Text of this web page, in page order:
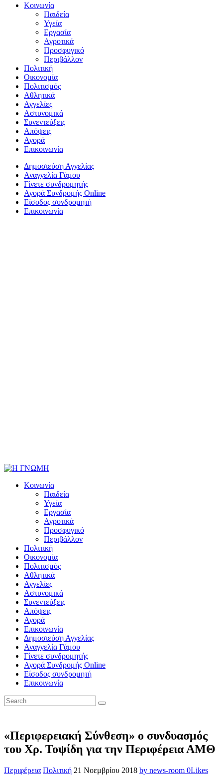
Κοινωνία
Παιδεία
Υγεία
Εργασία
Αγροτικά
Προσφυγικό
Περιβάλλον
Πολιτική
Οικονομία
Πολιτισμός
Αθλητικά
Αγγελίες
Αστυνομικά
Συνεντεύξεις
Απόψεις
Αγορά
Επικοινωνία
Δημοσιεύση Αγγελίας
Αναγγελία Γάμου
Γίνετε συνδρομητής
Αγορά Συνδρομής Online
Είσοδος συνδρομητή
Επικοινωνία
Κοινωνία
Παιδεία
Υγεία
Εργασία
Αγροτικά
Προσφυγικό
Περιβάλλον
Πολιτική
Οικονομία
Πολιτισμός
Αθλητικά
Αγγελίες
Αστυνομικά
Συνεντεύξεις
Απόψεις
Αγορά
Επικοινωνία
Δημοσιεύση Αγγελίας
Αναγγελία Γάμου
Γίνετε συνδρομητής
Αγορά Συνδρομής Online
Είσοδος συνδρομητή
Επικοινωνία
«Περιφερειακή Σύνθεση» ο συνδυασμός
του Χρ. Τοψίδη για την Περιφέρεια ΑΜΘ
Περιφέρεια Πολιτική 21 Νοεμβρίου 2018 by news-room 0Likes